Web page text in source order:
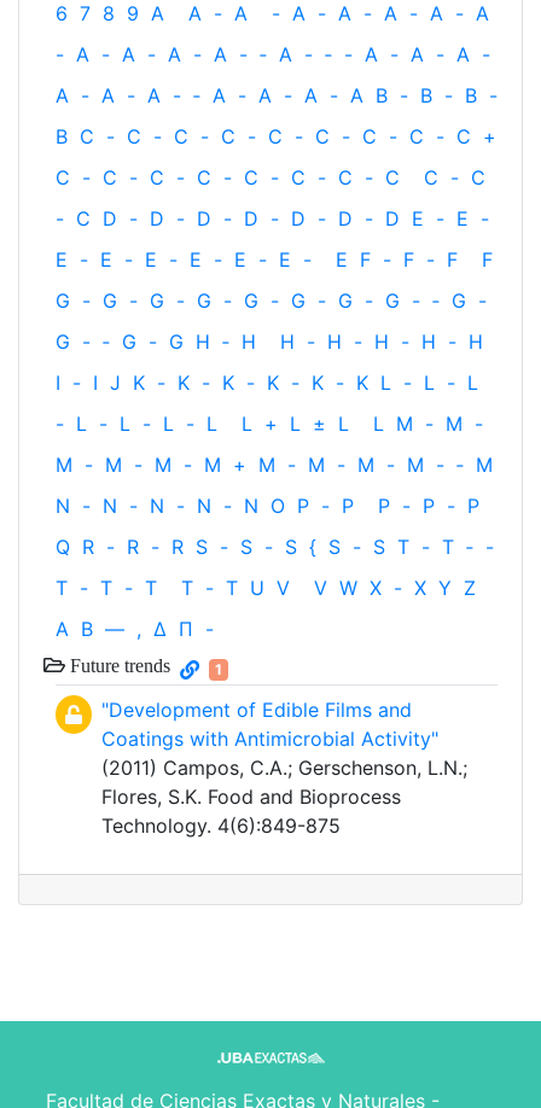
6 7 8 9 A A - A - A - A - A - A - A
- A - A - A - A - ‐ A - ‐ - A - A - A -
A - A - A - ‐ A - A - A - A B - B - B -
B C - C - C - C - C - C - C - C - C +
C - C - C - C - C - C - C - C C - C
- C D - D - D - D - D - D - D E - E -
E - E - E - E - E - E - E F - F - F
F
G - G - G - G - G - G - G - G - ‐ G -
G - ‐ G - G H ‐ H H - H - H - H - H
I - I J K - K - K - K - K - K L - L - L
- L - L - L - L L + L ± L L M - M -
M - M - M - M + M - M - M - M - ‐ M
N - N - N - N - N O P - P P - P - P
Q R - R - R S - S - S { S - S T - T ‐ -
T - T - T T - T U V V W X - X Y Z
Α Β — , Δ Π -
Future trends 1
"Development of Edible Films and
Coatings with Antimicrobial Activity"
(2011) Campos, C.A.; Gerschenson, L.N.;
Flores, S.K. Food and Bioprocess
Technology. 4(6):849-875
Facultad de Ciencias Exactas y Naturales -